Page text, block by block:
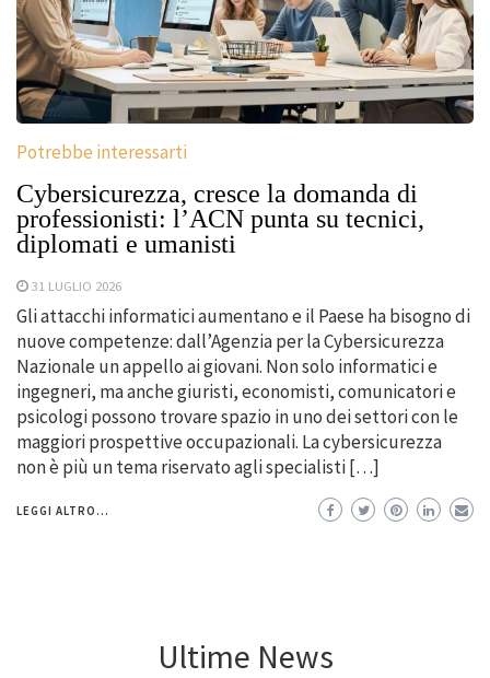
Potrebbe interessarti
Cybersicurezza, cresce la domanda di
professionisti: l’ACN punta su tecnici,
diplomati e umanisti
31 LUGLIO 2026
Gli attacchi informatici aumentano e il Paese ha bisogno di
nuove competenze: dall’Agenzia per la Cybersicurezza
Nazionale un appello ai giovani. Non solo informatici e
ingegneri, ma anche giuristi, economisti, comunicatori e
psicologi possono trovare spazio in uno dei settori con le
maggiori prospettive occupazionali. La cybersicurezza
non è più un tema riservato agli specialisti […]
LEGGI ALTRO...
Ultime News